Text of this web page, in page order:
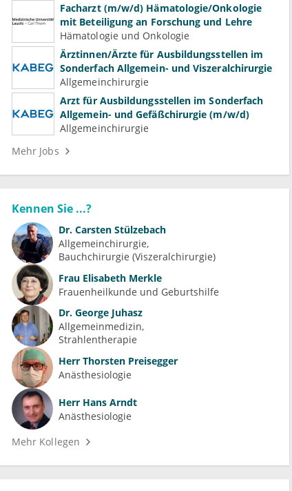
Facharzt (m/w/d) Hämatologie/Onkologie
mit Beteiligung an Forschung und Lehre
Hämatologie und Onkologie
Ärztinnen/Ärzte für Ausbildungsstellen im
Sonderfach Allgemein- und Viszeralchirurgie
Allgemeinchirurgie
Arzt für Ausbildungsstellen im Sonderfach
Allgemein- und Gefäßchirurgie (m/w/d)
Allgemeinchirurgie
Mehr Jobs
Kennen Sie ...?
Dr. Carsten Stülzebach
Allgemeinchirurgie
Bauchchirurgie (Viszeralchirurgie)
Frau Elisabeth Merkle
Frauenheilkunde und Geburtshilfe
Dr. George Juhasz
Allgemeinmedizin
Strahlentherapie
Herr Thorsten Preisegger
Anästhesiologie
Herr Hans Arndt
Anästhesiologie
Mehr Kollegen